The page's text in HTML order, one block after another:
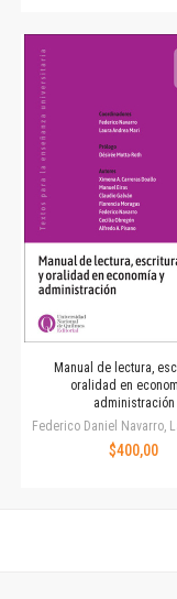
Manual de lectura,
oralidad en
administración
Federico Daniel Navarro,
$400,00